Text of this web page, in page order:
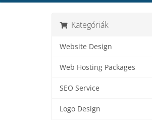
Kategóriák
Website Design
Web Hosting Packages
SEO Service
Logo Design